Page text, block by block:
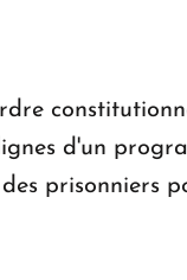
d'un
prisonniers